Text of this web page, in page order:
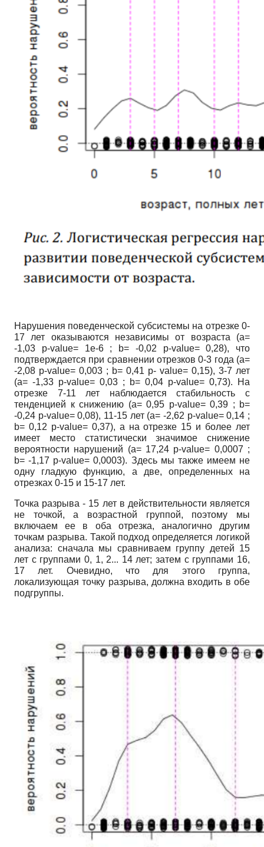
Нарушения поведенческой субсистемы на отрезке 0-
17 лет оказываются независимы от возраста (a=
-1,03 p-value= 1е-6 ; b= -0,02 p-value= 0,28), что
подтверждается при сравнении отрезков 0-3 года (a=
-2,08 p-value= 0,003 ; b= 0,41 p- value= 0,15), 3-7 лет
(a= -1,33 p-value= 0,03 ; b= 0,04 p-value= 0,73). На
отрезке 7-11 лет наблюдается стабильность с
тенденцией к снижению (a= 0,95 p-value= 0,39 ; b=
-0,24 p-value=0,08), 11-15 лет (a=-2,62 p-value=0,14 ;
b= 0,12 p-value= 0,37), а на отрезке 15 и более лет
имеет место статистически значимое снижение
вероятности нарушений (a= 17,24 p-value= 0,0007 ;
b= -1,17 p-value= 0,0003). Здесь мы также имеем не
одну гладкую функцию, а две, определенных на
отрезках 0-15 и 15-17 лет.
Точка разрыва - 15 лет в действительности является
не точкой, а возрастной группой, поэтому мы
включаем ее в оба отрезка, аналогично другим
точкам разрыва. Такой подход определяется логикой
анализа: сначала мы сравниваем группу детей 15
лет с группами 0, 1, 2... 14 лет; затем с группами 16,
17 лет. Очевидно, что для этого группа,
локализующая точку разрыва, должна входить в обе
подгруппы.